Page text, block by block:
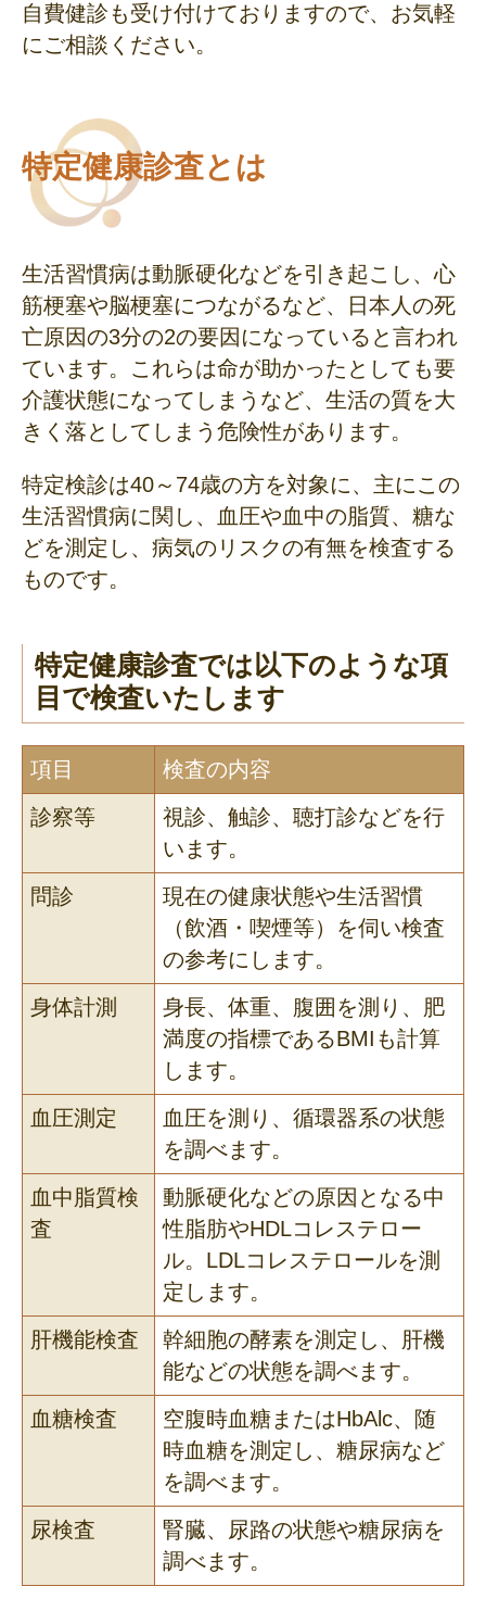
自費健診も受け付けておりますので、お気軽
にご相談ください。
特定健康診査とは
生活習慣病は動脈硬化などを引き起こし、心
筋梗塞や脳梗塞につながるなど、日本人の死
亡原因の3分の2の要因になっていると言われ
ています。これらは命が助かったとしても要
介護状態になってしまうなど、生活の質を大
きく落としてしまう危険性があります。
特定検診は40～74歳の方を対象に、主にこの
生活習慣病に関し、血圧や血中の脂質、糖な
どを測定し、病気のリスクの有無を検査する
ものです。
特定健康診査では以下のような項
目で検査いたします
項目
検査の内容
診察等
視診、触診、聴打診などを行
います。
問診
現在の健康状態や生活習慣
（飲酒・喫煙等）を伺い検査
の参考にします。
身体計測
身長、体重、腹囲を測り、肥
満度の指標であるBMIも計算
します。
血圧測定
血圧を測り、循環器系の状態
を調べます。
血中脂質検
査
動脈硬化などの原因となる中
性脂肪やHDLコレステロー
ル。 LDLコレステロールを測
定します。
肝機能検査
幹細胞の酵素を測定し、肝機
能などの状態を調べます。
血糖検査
空腹時血糖またはHbAlc、随
時血糖を測定し、糖尿病など
を調べます。
尿検査
腎臓、尿路の状態や糖尿病を
調べます。